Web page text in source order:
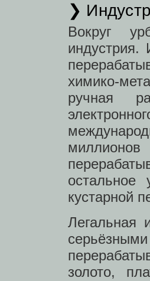
❯
Вокруг
химико-
ручная
остальное
кустарной
Легальная
золото,